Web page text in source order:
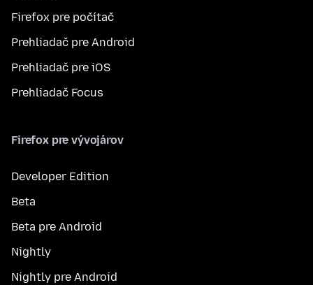
Firefox pre počítač
Prehliadač pre Android
Prehliadač pre iOS
Prehliadač Focus
Firefox pre vývojárov
Developer Edition
Beta
Beta pre Android
Nightly
Nightly pre Android